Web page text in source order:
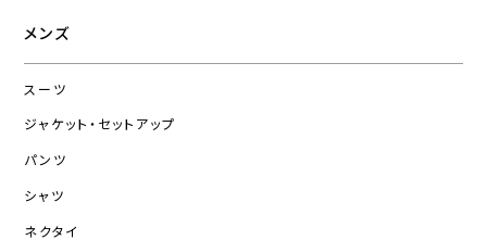
メンズ
スーツ
ジャケット・セットアップ
パンツ
シャツ
ネクタイ